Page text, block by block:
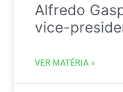
Alfredo
vice-
VER MATÉRIA »